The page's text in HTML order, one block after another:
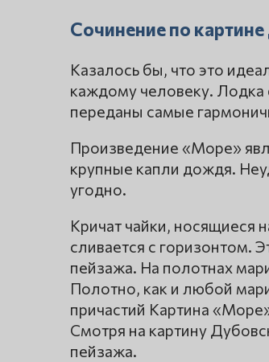
Сочинение по
Казалось бы, что это
каждому человеку. Лодка
переданы самые
Произведение «Море»
крупные капли дождя.
угодно.
Кричат чайки, носящиеся
сливается с горизонтом.
пейзажа. На полотнах
Полотно, как и любой
причастий Картина
Смотря на картину
пейзажа.